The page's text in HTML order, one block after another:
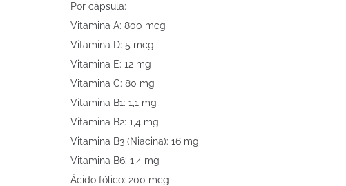
Por cápsula:
Vitamina A: 800 mcg
Vitamina D: 5 mcg
Vitamina E: 12 mg
Vitamina C: 80 mg
Vitamina B1: 1,1 mg
Vitamina B2: 1,4 mg
Vitamina B3 (Niacina): 16 mg
Vitamina B6: 1,4 mg
Ácido fólico: 200 mcg